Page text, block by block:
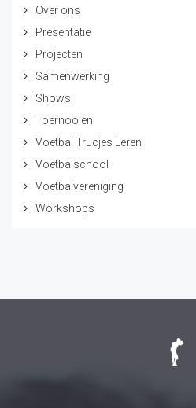
Over ons
Presentatie
Projecten
Samenwerking
Shows
Toernooien
Voetbal Trucjes Leren
Voetbalschool
Voetbalvereniging
Workshops